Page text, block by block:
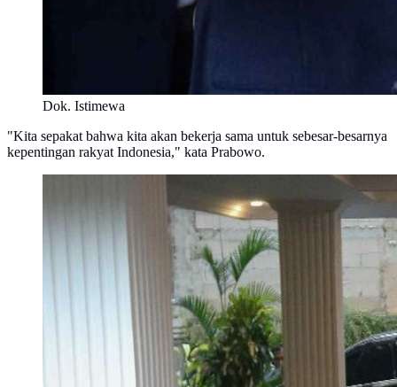
Dok. Istimewa
"Kita sepakat bahwa kita akan bekerja sama untuk sebesar-besarnya
kepentingan rakyat Indonesia," kata Prabowo.